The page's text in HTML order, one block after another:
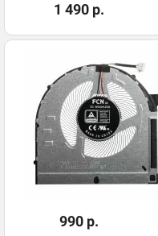
1 490 р.
990 р.